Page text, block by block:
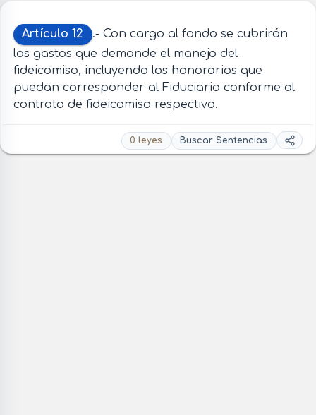
Artículo 12
.- Con cargo al fondo se cubrirán
los gastos que demande el manejo del
fideicomiso, incluyendo los honorarios que
puedan corresponder al Fiduciario conforme al
contrato de fideicomiso respectivo.
0 leyes Buscar Sentencias